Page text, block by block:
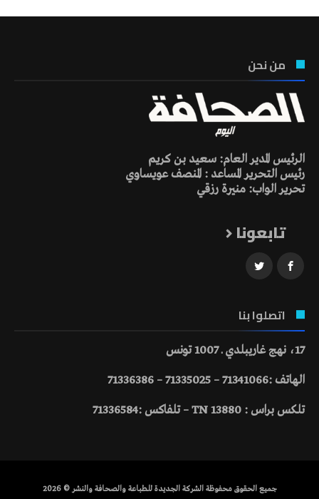
من نحن
الرئيس المدير العام: سعيد بن كريم
رئيس التحرير المساعد : المنصف عويساوي
تحرير الواب: منيرة رزقي
تابعونا
اتصلوا بنا
17، نهج غاريبلدي ـ 1007 تونس
الهاتف :71341066 – 71335025 – 71336386
تلكس براس : 13880 TN – تلفاكس :71336584
جميع الحقوق محفوظة الشركة الجديدة للطباعة والصحافة والنشر © 2026